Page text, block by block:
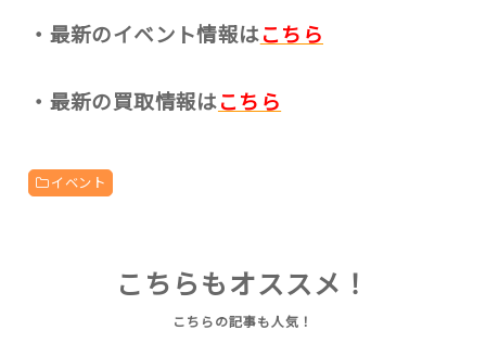
・最新のイベント情報はこちら
・最新の買取情報はこちら
イベント
こちらもオススメ！